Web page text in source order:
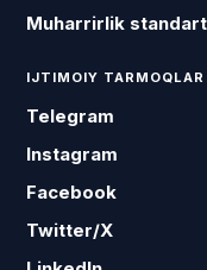
Muharrirlik
IJTIMOIY TARMOQLAR
Telegram
Instagram
Facebook
Twitter/X